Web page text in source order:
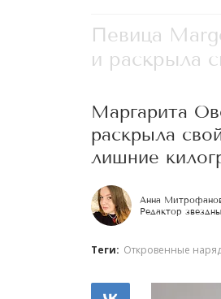
Певица
и раскрыла
Маргарита
раскрыла
лишние
Анна
Редактор
Теги: Откровенные